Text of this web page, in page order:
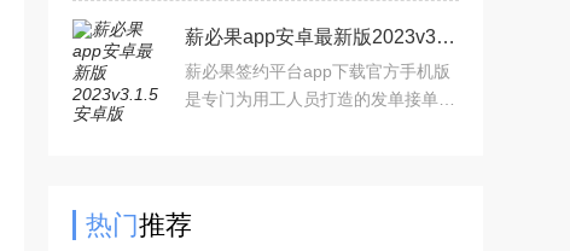
建筑工程和生产制造等行业，还有专
门的日结工作，适合想要做
薪必果app安卓最新版2023v3.1.5安卓版
薪必果签约平台app下载官方手机版
是专门为用工人员打造的发单接单平
热门推荐